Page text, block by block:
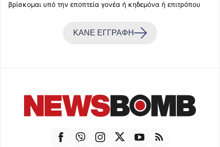
βρίσκομαι υπό την εποπτεία γονέα ή κηδεμόνα ή επιτρόπου
ΚΑΝΕ ΕΓΓΡΑΦΗ